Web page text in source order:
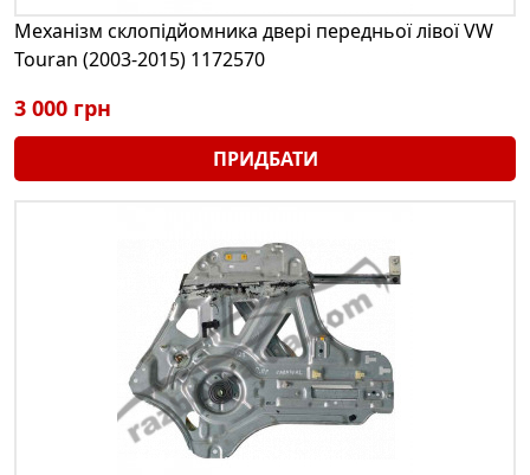
Механізм склопідйомника двері передньої лівої VW
Touran (2003-2015) 1172570
3 000 грн
ПРИДБАТИ